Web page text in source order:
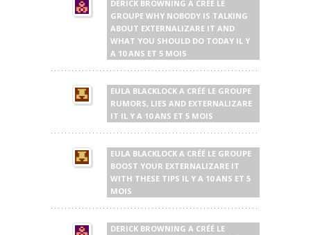
DERICK BROWNING A CRÉÉ LE
GROUPE WHY NOBODY IS TALKING
ABOUT EXTERNALIZARE IT AND
WHAT YOU SHOULD DO TODAY IL Y
A 10 ANS ET 5 MOIS
EULA BLACKLOCK A CRÉÉ LE GROUPE
RUMORS, LIES AND EXTERNALIZARE
IT IL Y A 10 ANS ET 5 MOIS
EULA BLACKLOCK A CRÉÉ LE GROUPE
BOOST YOUR EXTERNALIZARE IT
WITH THESE TIPS IL Y A 10 ANS ET 5
MOIS
DERICK BROWNING A CRÉÉ LE